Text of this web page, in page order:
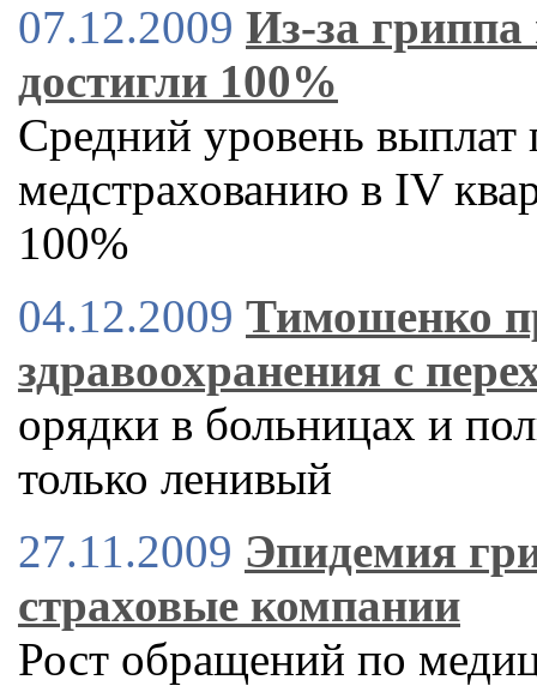
07.12.2009 Из-за
достигли 100%
Средний уровень
медстрахованию в IV
100%
04.12.2009 Тимошенко
здравоохранения с
орядки в больницах и
только ленивый
27.11.2009 Эпидемия
страховые компании
Рост обращений по